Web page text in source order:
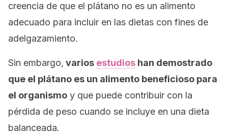
creencia de que el plátano no es un alimento
adecuado para incluir en las dietas con fines de
adelgazamiento.
Sin embargo, varios estudios han demostrado
que el plátano es un alimento beneficioso para
el organismo y que puede contribuir con la
pérdida de peso cuando se incluye en una dieta
balanceada.